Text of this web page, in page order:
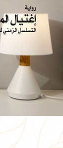
رواية
إغتيال
التسلسل الزمني